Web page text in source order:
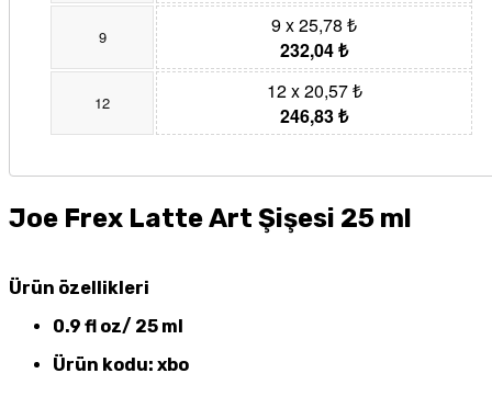
9
9 x 25,78 ₺
232,04 ₺
12
12 x 20,57 ₺
246,83 ₺
Joe Frex Latte Art Şişesi 25 ml
Ürün özellikleri
0.9 fl oz/ 25 ml
Ürün kodu: xbo